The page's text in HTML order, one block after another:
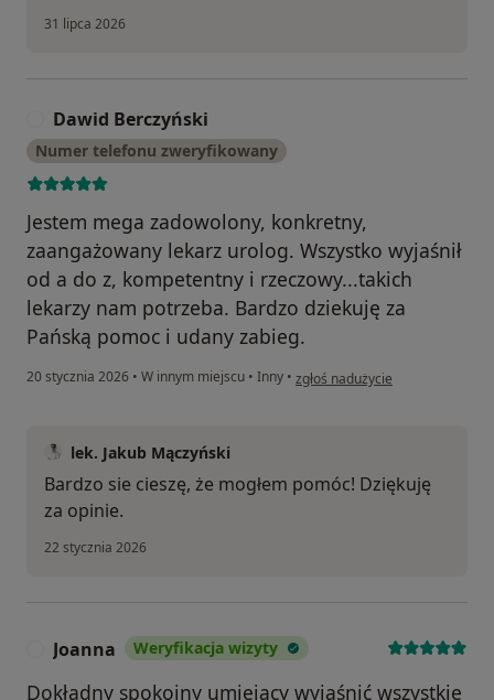
31 lipca 2026
Dawid Berczyński
Numer telefonu zweryfikowany
Jestem mega zadowolony, konkretny,
zaangażowany lekarz urolog. Wszystko wyjaśnił
od a do z, kompetentny i rzeczowy...takich
lekarzy nam potrzeba. Bardzo dziekuję za
Pańską pomoc i udany zabieg.
20 stycznia 2026 • W innym miejscu • Inny • w opinii użytkownika Dawid
zgłoś nadużycie
lek. Jakub Mączyński
Bardzo sie cieszę, że mogłem pomóc! Dziękuję
za opinie.
22 stycznia 2026
Joanna Weryfikacja wizyty
Dokładny spokojny umiejący wyjaśnić wszystkie